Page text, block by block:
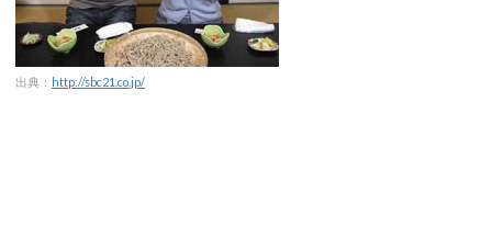
出典： http://sbc21.co.jp/